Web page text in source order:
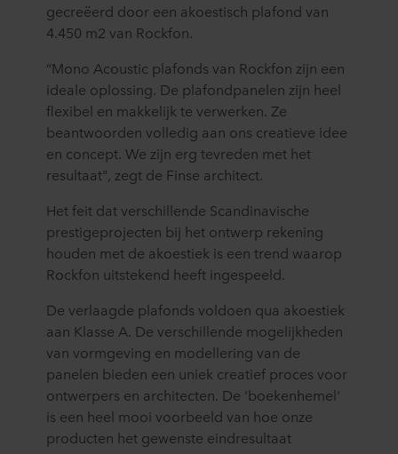
gecreëerd door een akoestisch plafond van
4.450 m2 van Rockfon.
“Mono Acoustic plafonds van Rockfon zijn een
ideale oplossing. De plafondpanelen zijn heel
flexibel en makkelijk te verwerken. Ze
beantwoorden volledig aan ons creatieve idee
en concept. We zijn erg tevreden met het
resultaat", zegt de Finse architect.
Het feit dat verschillende Scandinavische
prestigeprojecten bij het ontwerp rekening
houden met de akoestiek is een trend waarop
Rockfon uitstekend heeft ingespeeld.
De verlaagde plafonds voldoen qua akoestiek
aan Klasse A. De verschillende mogelijkheden
van vormgeving en modellering van de
panelen bieden een uniek creatief proces voor
ontwerpers en architecten. De 'boekenhemel'
is een heel mooi voorbeeld van hoe onze
producten het gewenste eindresultaat